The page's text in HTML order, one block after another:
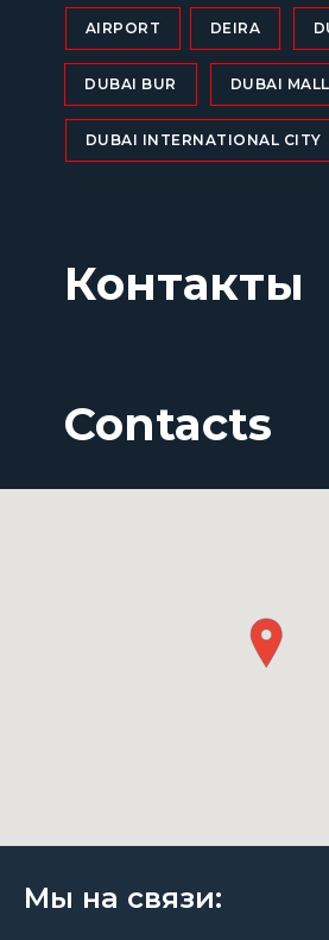
AIRPORT
DUBAI INTERNATIONAL CITY
DUBAI MALL
DUBAI BUR
DEIRA
Контакты
Contacts
Мы на связи: